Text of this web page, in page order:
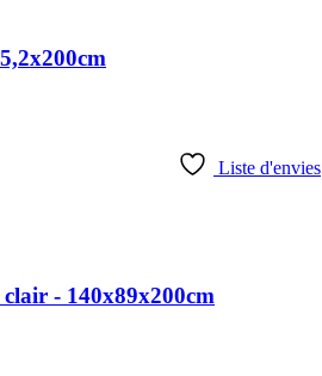
Liste d'envies
- 140x89x200cm